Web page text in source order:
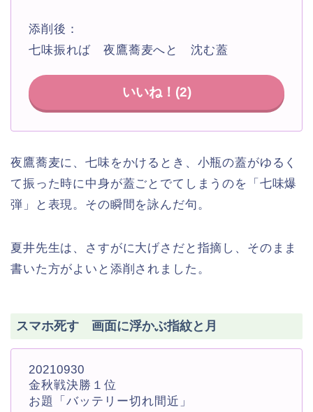
添削後：
七味振れば 夜鷹蕎麦へと 沈む蓋
いいね！(2)
夜鷹蕎麦に、七味をかけるとき、小瓶の蓋がゆるく
て振った時に中身が蓋ごとでてしまうのを「七味爆
弾」と表現。その瞬間を詠んだ句。
夏井先生は、さすがに大げさだと指摘し、そのまま
書いた方がよいと添削されました。
スマホ死す 画面に浮かぶ指紋と月
20210930
金秋戦決勝１位
お題「バッテリー切れ間近」